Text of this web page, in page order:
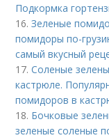
Подкормка
16.Зеленые
помидоры по-
самый вкусный
17.Соленые
кастрюле.
помидоров в
18. Бочковые
зеленые соленые